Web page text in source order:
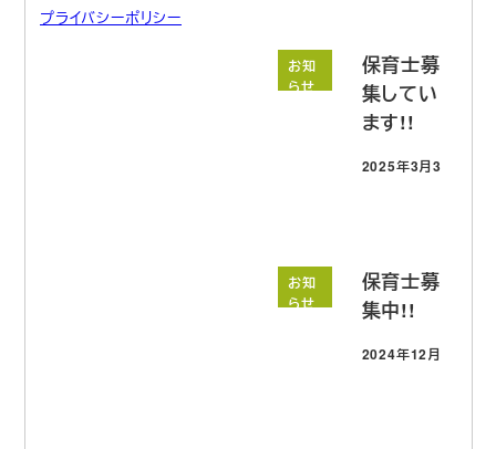
プライバシーポリシー
お知
らせ
保育士募
集してい
ます!!
投稿日
2025年3月3日
お知
らせ
保育士募
集中!!
投稿日
2024年12月18日